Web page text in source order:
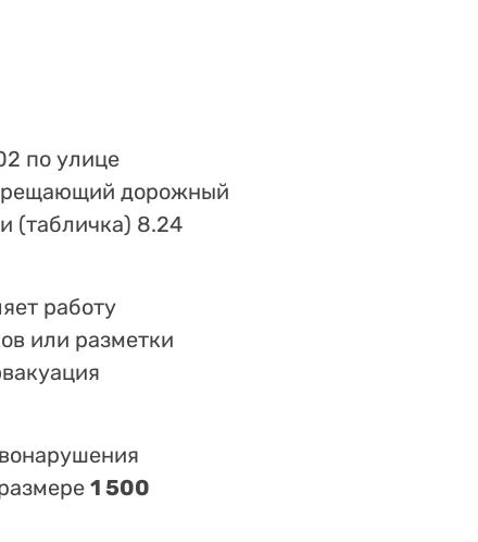
по улице
дорожный
(табличка) 8.24
работу
или разметки
1 500